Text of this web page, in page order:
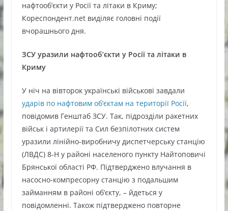
нафтооб’єкти у Росії та літаки в Криму;
Кореспондент.net виділяє головні події
вчорашнього дня.
ЗСУ уразили нафтооб’єкти у Росії та літаки в
Криму
У ніч на вівторок українські військові завдали
ударів по нафтовим об’єктам на території Росії,
повідомив Генштаб ЗСУ. Так, підрозділи ракетних
військ і артилерії та Сил безпілотних систем
уразили лінійно-виробничу диспетчерську станцію
(ЛВДС) 8-Н у районі населеного пункту Найтоповичі
Брянської області РФ. Підтверджено влучання в
насосно-компресорну станцію з подальшим
займанням в районі об’єкту, – йдеться у
повідомленні. Також підтверджено повторне